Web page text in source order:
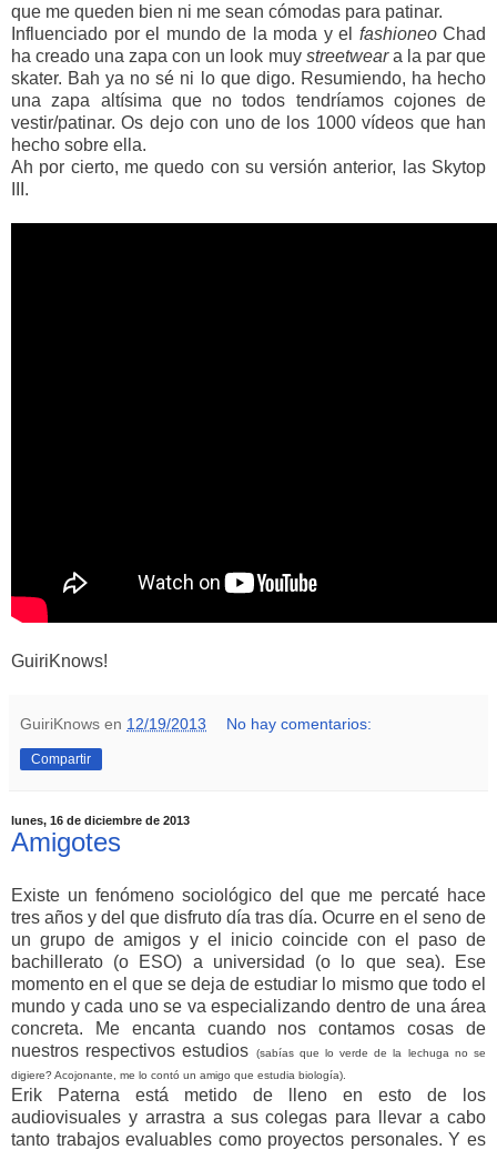
que me queden bien ni me sean cómodas para patinar.
Influenciado por el mundo de la moda y el fashioneoChad
ha creado una zapa con un look muy streetweara la par que
skater. Bah ya no sé ni lo que digo. Resumiendo, ha hecho
una zapa altísima que no todos tendríamos cojones de
vestir/patinar. Os dejo con uno de los 1000 vídeos que han
hecho sobre ella.
Ah por cierto, me quedo con su versión anterior, las Skytop
III.
GuiriKnows!
GuiriKnows en 12/19/2013 No hay comentarios:
Compartir
lunes, 16 de diciembre de 2013
Amigotes
Existe un fenómeno sociológico del que me percaté hace
tres años y del que disfruto día tras día. Ocurre en el seno de
un grupo de amigos y el inicio coincide con el paso de
bachillerato (o ESO) a universidad (o lo que sea). Ese
momento en el que se deja de estudiar lo mismo que todo el
mundo y cada uno se va especializando dentro de una área
concreta. Me encanta cuando nos contamos cosas de
nuestros respectivos estudios
(sabías que lo verde de la lechuga no se
digiere? Acojonante, me lo contó un amigo que estudia biología).
Erik Paterna está metido de lleno en esto de los
audiovisuales y arrastra a sus colegas para llevar a cabo
tanto trabajos evaluables como proyectos personales. Y es